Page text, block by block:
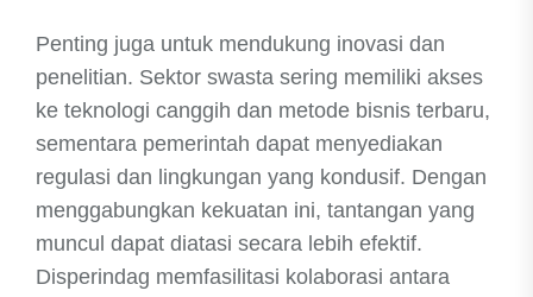
Penting juga untuk mendukung inovasi dan
penelitian. Sektor swasta sering memiliki akses
ke teknologi canggih dan metode bisnis terbaru,
sementara pemerintah dapat menyediakan
regulasi dan lingkungan yang kondusif. Dengan
menggabungkan kekuatan ini, tantangan yang
muncul dapat diatasi secara lebih efektif.
Disperindag memfasilitasi kolaborasi antara